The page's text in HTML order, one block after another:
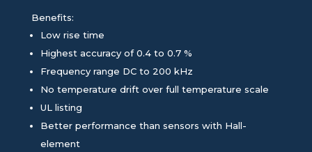
Benefits:
Low rise time
Highest accuracy of 0.4 to 0.7 %
Frequency range DC to 200 kHz
No temperature drift over full temperature scale
UL listing
Better performance than sensors with Hall-
element